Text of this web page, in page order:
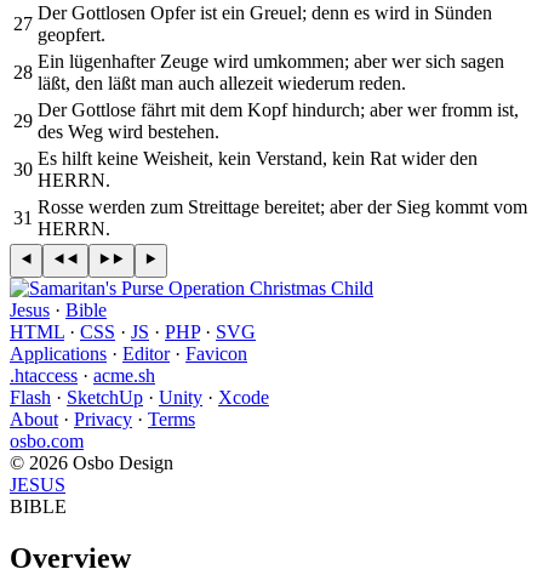
27
Der Gottlosen Opfer ist ein Greuel; denn es wird in Sünden
geopfert.
28
Ein lügenhafter Zeuge wird umkommen; aber wer sich sagen
läßt, den läßt man auch allezeit wiederum reden.
29
Der Gottlose fährt mit dem Kopf hindurch; aber wer fromm ist,
des Weg wird bestehen.
30
Es hilft keine Weisheit, kein Verstand, kein Rat wider den
HERRN.
31
Rosse werden zum Streittage bereitet; aber der Sieg kommt vom
HERRN.
Jesus · Bible
HTML · CSS · JS · PHP· SVG
Applications · Editor· Favicon
.htaccess · acme.sh
Flash · SketchUp · Unity · Xcode
About · Privacy · Terms
osbo.com
© 2026 Osbo Design
JESUS
BIBLE
Overview